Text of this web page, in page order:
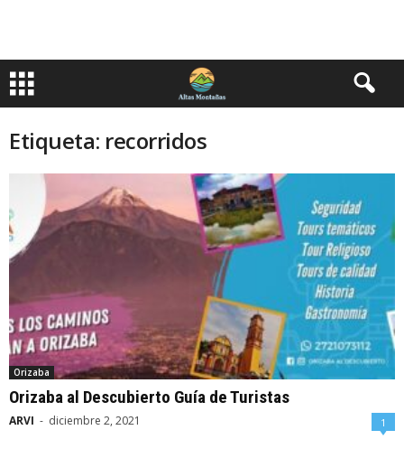
Etiqueta: recorridos
Orizaba
Orizaba al Descubierto Guía de Turistas
ARVI - diciembre 2, 2021 1